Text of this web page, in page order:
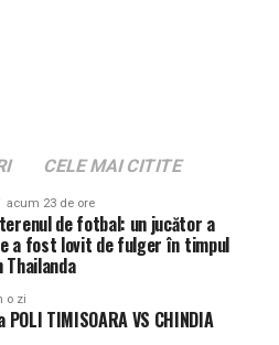
CELE MAI CITITE
acum 23 de ore
de fotbal: un jucător a
a fost lovit de fulger în timpul
Thailanda
o zi
TIMISOARA VS CHINDIA